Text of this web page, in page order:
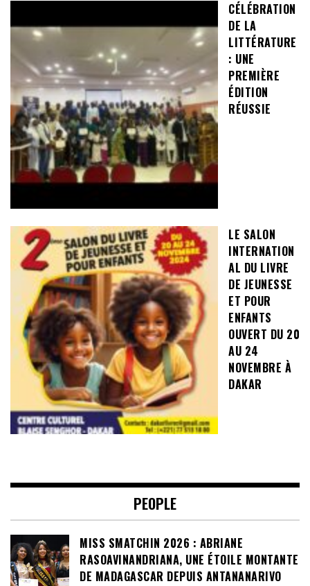
CÉLÉBRATION
DE LA
LITTÉRATURE
: UNE
PREMIÈRE
ÉDITION
RÉUSSIE
LE SALON
INTERNATION
AL DU LIVRE
DE JEUNESSE
ET POUR
ENFANTS
OUVERT DU 20
AU 24
NOVEMBRE À
DAKAR
PEOPLE
MISS SMATCHIN 2026 : ABRIANE
RASOAVINANDRIANA, UNE ÉTOILE MONTANTE
DE MADAGASCAR DEPUIS ANTANANARIVO